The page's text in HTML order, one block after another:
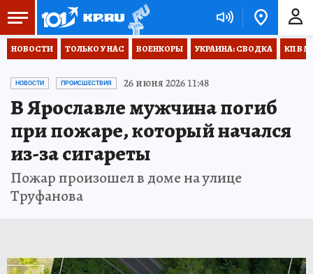
НОВОСТИ ТОЛЬКО У НАС ВОЕНКОРЫ УКРАИНА: СВОДКА КП В
НОВОСТИ ПРОИСШЕСТВИЯ 26 июня 2026 11:48
В Ярославле мужчина погиб
при пожаре, который начался
из-за сигареты
Пожар произошел в доме на улице
Труфанова